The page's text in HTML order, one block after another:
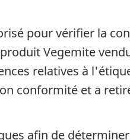
pour vérifier la
Vegemite
relatives à
conformité et a
afin de